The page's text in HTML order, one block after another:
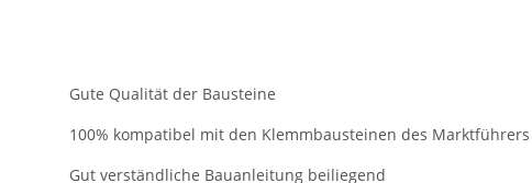
Gute Qualität der Bausteine
100% kompatibel mit den Klemmbausteinen des Marktführers
Gut verständliche Bauanleitung beiliegend